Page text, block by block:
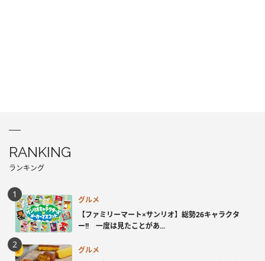
RANKING
ランキング
グルメ
【ファミリーマート×サンリオ】総勢26キャラクタ
ー!! 一度は見たことがあ...
グルメ